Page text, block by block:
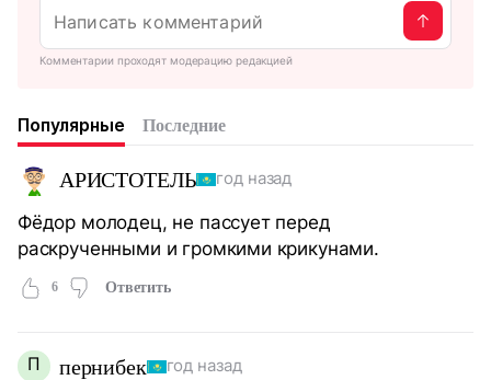
Комментарии проходят модерацию редакцией
Популярные Последние
АРИСТОТЕЛЬ год назад
Фёдор молодец, не пассует перед
раскрученными и громкими крикунами.
6 Ответить
П пернибек год назад